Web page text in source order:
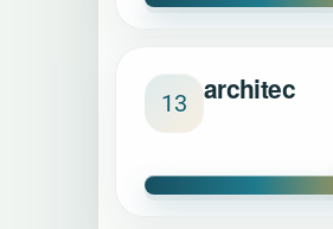
13 architec